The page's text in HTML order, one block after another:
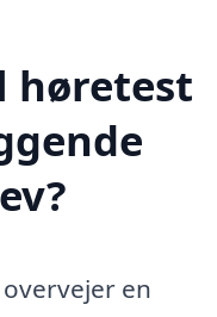
høretest
en